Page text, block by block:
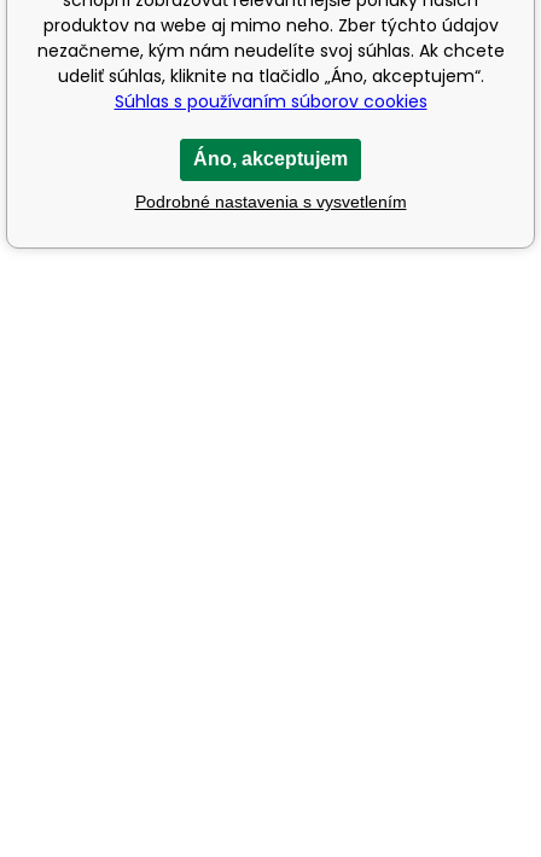
produktov na webe aj mimo neho. Zber týchto údajov
nezačneme, kým nám neudelíte svoj súhlas. Ak chcete
udeliť súhlas, kliknite na tlačidlo „Áno, akceptujem“.
Súhlas s používaním súborov cookies
Áno, akceptujem
Podrobné nastavenia s vysvetlením